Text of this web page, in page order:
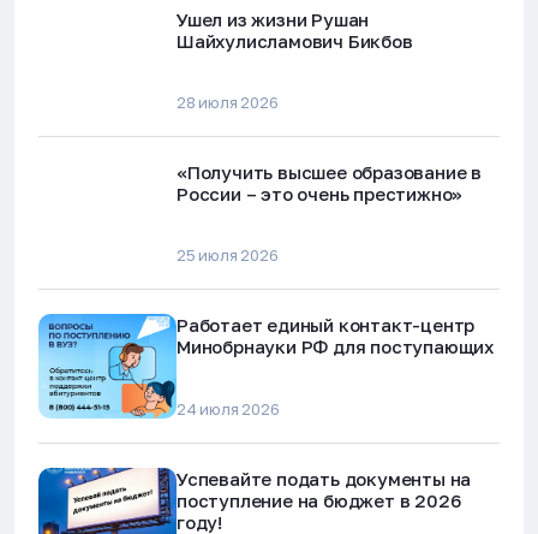
Ушел из жизни Рушан
Шайхулисламович Бикбов
28 июля 2026
«Получить высшее образование в
России – это очень престижно»
25 июля 2026
Работает единый контакт-центр
Минобрнауки РФ для поступающих
24 июля 2026
Успевайте подать документы на
поступление на бюджет в 2026
году!